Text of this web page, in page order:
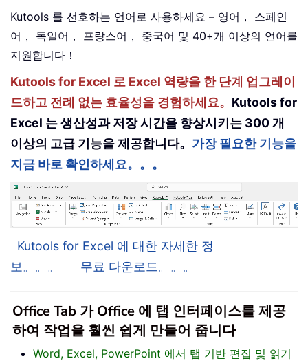
Kutools 를 선호하는 언어로 사용하세요 – 영어， 스페인
어， 독일어， 프랑스어， 중국어 및 40+개 이상의 언어를
지원합니다！
Kutools for Excel 로 Excel 역량을 한 단계 업그레이
드하고 전례 없는 효율성을 경험하세요。 Kutools for
Excel 는 생산성과 저장 시간을 향상시키는 300 개
이상의 고급 기능을 제공합니다。 가장 필요한 기능을
지금 바로 확인하세요。。。
Kutools for Excel 에 대한 자세한 정
보。。。
무료 다운로드。。。
Office Tab 가 Office 에 탭 인터페이스를 제공
하여 작업을 훨씬 쉽게 만들어 줍니다
Word, Excel, PowerPoint 에서 탭 기반 편집 및 읽기